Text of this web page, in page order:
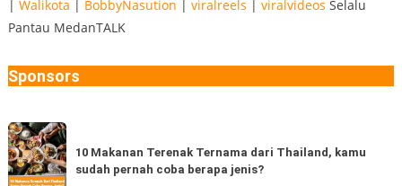
| Walikota | BobbyNasution | viralreels | viralvideos Selalu
Pantau MedanTALK
Sponsors
10
Makanan
Terenak
10 Makanan Terenak Ternama dari Thailand, kamu
sudah pernah coba berapa jenis?